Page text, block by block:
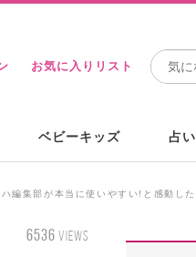
お気に入りリスト
ベビーキッズ 占い
編集部が本当に使いやすい!と感動し
6536 VIEWS